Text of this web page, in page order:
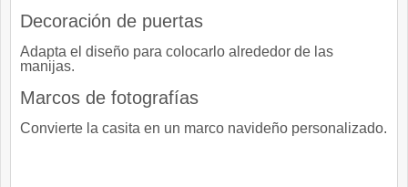
Decoración de puertas
Adapta el diseño para colocarlo alrededor de las
manijas.
Marcos de fotografías
Convierte la casita en un marco navideño personalizado.